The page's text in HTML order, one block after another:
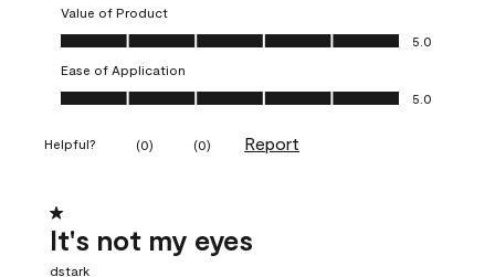
Value of Product
Value of Product, 5.0 out of 5
5.0
Ease of Application
Ease of Application, 5.0 out of 5
5.0
Helpful? (0) (0) Report
1 out of 5 stars.
It's not my eyes
dstark